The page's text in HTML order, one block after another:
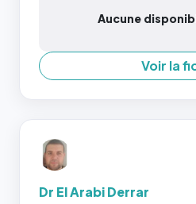
Aucune
Voir la
Dr El Arabi Derrar